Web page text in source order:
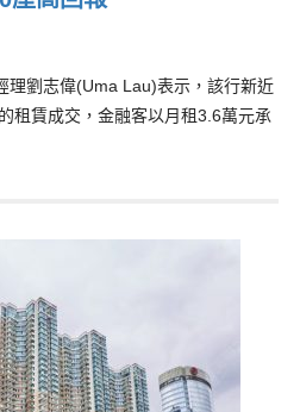
理劉志偉(Uma Lau)表示，該行新近
租賃成交，金融客以月租3.6萬元承